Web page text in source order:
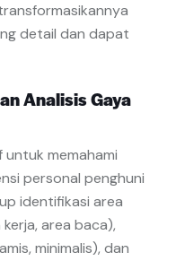
detail dan dapat
Analisis Gaya
untuk memahami
personal penghuni
identifikasi area
area baca),
minimalis), dan